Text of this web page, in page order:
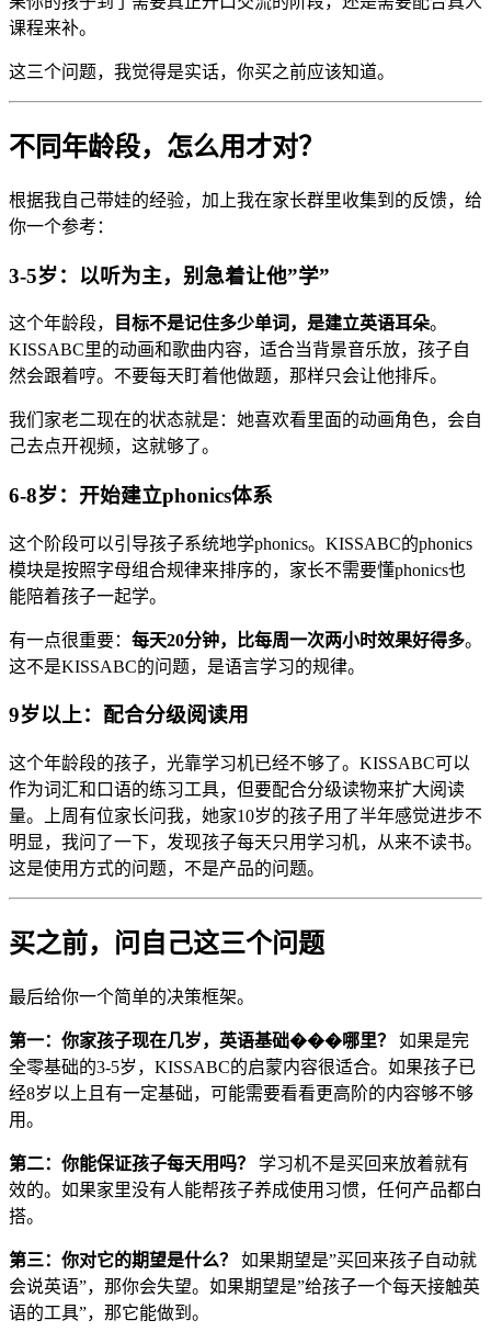
课程来补。
这三个问题，我觉得是实话，你买之前应该知道。
不同年龄段，怎么用才对？
根据我自己带娃的经验，加上我在家长群里收集到的反馈，给
你一个参考：
3-5岁：以听为主，别急着让他”学”
这个年龄段， 目标不是记住多少单词，是建立英语耳朵。
KISSABC里的动画和歌曲内容，适合当背景音乐放，孩子自
然会跟着哼。不要每天盯着他做题，那样只会让他排斥。
我们家老二现在的状态就是：她喜欢看里面的动画角色，会自
己去点开视频，这就够了。
6-8岁：开始建立phonics体系
这个阶段可以引导孩子系统地学phonics。KISSABC的phonics
模块是按照字母组合规律来排序的，家长不需要懂phonics也
能陪着孩子一起学。
有一点很重要： 每天20分钟，比每周一次两小时效果好得多。
这不是KISSABC的问题，是语言学习的规律。
9岁以上：配合分级阅读用
这个年龄段的孩子，光靠学习机已经不够了。KISSABC可以
作为词汇和口语的练习工具，但要配合分级读物来扩大阅读
量。上周有位家长问我，她家10岁的孩子用了半年感觉进步不
明显，我问了一下，发现孩子每天只用学习机，从来不读书。
这是使用方式的问题，不是产品的问题。
买之前，问自己这三个问题
最后给你一个简单的决策框架。
第一：你家孩子现在几岁，英语基础���哪里？
如果是完
全零基础的3-5岁，KISSABC的启蒙内容很适合。如果孩子已
经8岁以上且有一定基础，可能需要看看更高阶的内容够不够
用。
第二：你能保证孩子每天用吗？
学习机不是买回来放着就有
效的。如果家里没有人能帮孩子养成使用习惯，任何产品都白
搭。
第三：你对它的期望是什么？
如果期望是”买回来孩子自动就
会说英语”，那你会失望。如果期望是”给孩子一个每天接触英
语的工具”，那它能做到。